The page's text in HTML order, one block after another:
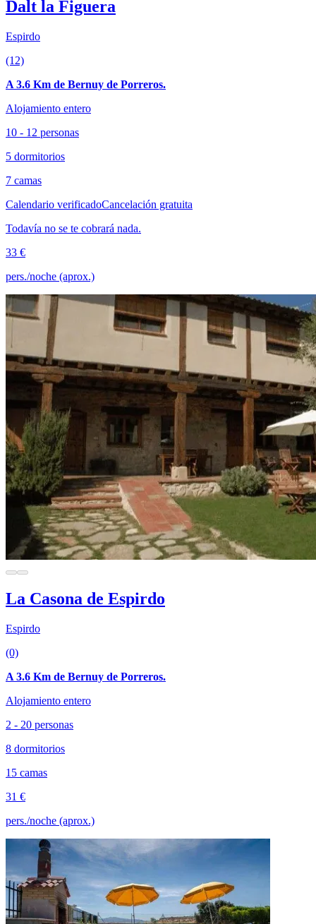
Dalt la Figuera
Espirdo
(12)
A 3.6 Km de Bernuy de Porreros.
Alojamiento entero
10 - 12 personas
5 dormitorios
7 camas
Calendario verificadoCancelación gratuita
Todavía no se te cobrará nada.
33 €
pers./noche (aprox.)
La Casona de Espirdo
Espirdo
(0)
A 3.6 Km de Bernuy de Porreros.
Alojamiento entero
2 - 20 personas
8 dormitorios
15 camas
31 €
pers./noche (aprox.)